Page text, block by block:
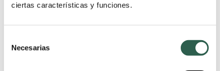
ciertas características y funciones.
Selection
Necesarias